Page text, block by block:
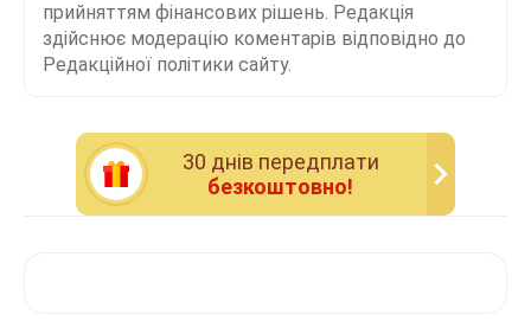
прийняттям фінансових рішень. Редакція
здійснює модерацію коментарів відповідно до
Редакційної політики сайту.
30 днiв передплати
безкоштовно!